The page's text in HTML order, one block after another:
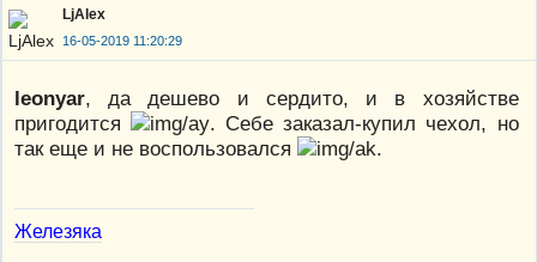
LjAlex
16-05-2019 11:20:29
leonyar, да дешево и сердито, и в хозяйстве
пригодится
. Себе заказал-купил чехол, но
так еще и не воспользовался
.
Железяка